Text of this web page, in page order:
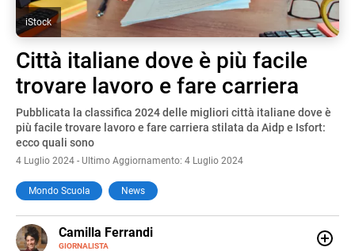
iStock
Città italiane dove è più facile
trovare lavoro e fare carriera
Pubblicata la classifica 2024 delle migliori città italiane dove è
più facile trovare lavoro e fare carriera stilata da Aidp e Isfort:
ecco quali sono
4 Luglio 2024 - Ultimo Aggiornamento: 4 Luglio 2024
Mondo Scuola News
Camilla Ferrandi
GIORNALISTA
E-
MAIL
LINKEDIN